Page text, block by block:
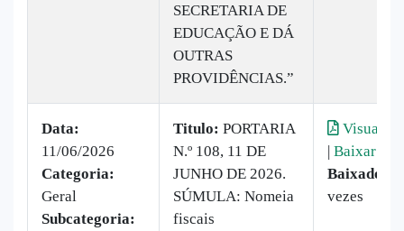
SECRETARIA DE
EDUCAÇÃO E DÁ
OUTRAS
PROVIDÊNCIAS.”
Data:
11/06/2026
Categoria:
Geral
Subcategoria:
Titulo: PORTARIA
N.º 108, 11 DE
JUNHO DE 2026.
SÚMULA: Nomeia
fiscais
| Baixar
Baixado:
vezes